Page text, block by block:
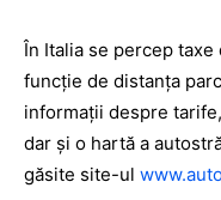
În Italia se percep
funcţie de distanţa
informaţii despre
dar şi o hartă a
găsite site-ul